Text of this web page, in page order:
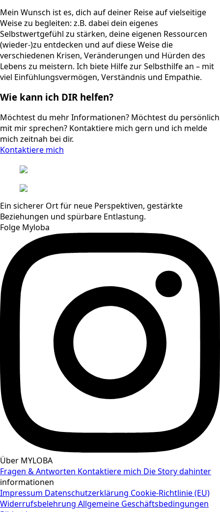
Mein Wunsch ist es, dich auf deiner Reise auf vielseitige
Weise zu begleiten: z.B. dabei dein eigenes
Selbstwertgefühl zu stärken, deine eigenen Ressourcen
(wieder-)zu entdecken und auf diese Weise die
verschiedenen Krisen, Veränderungen und Hürden des
Lebens zu meistern. Ich biete Hilfe zur Selbsthilfe an – mit
viel Einfühlungsvermögen, Verständnis und Empathie.
Wie kann ich DIR helfen?
Möchtest du mehr Informationen? Möchtest du persönlich
mit mir sprechen? Kontaktiere mich gern und ich melde
mich zeitnah bei dir.
Kontaktiere mich
Ein sicherer Ort für neue Perspektiven, gestärkte
Beziehungen und spürbare Entlastung.
Folge Myloba
Über MYLOBA
Fragen & Antworten Kontaktiere mich Die Story dahinter
informationen
Impressum Datenschutzerklärung Cookie-Richtlinie (EU)
Widerrufsbelehrung Allgemeine Geschäftsbedingungen